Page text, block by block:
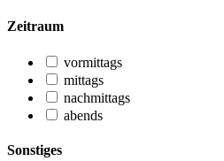
Zeitraum
vormittags
mittags
nachmittags
abends
Sonstiges